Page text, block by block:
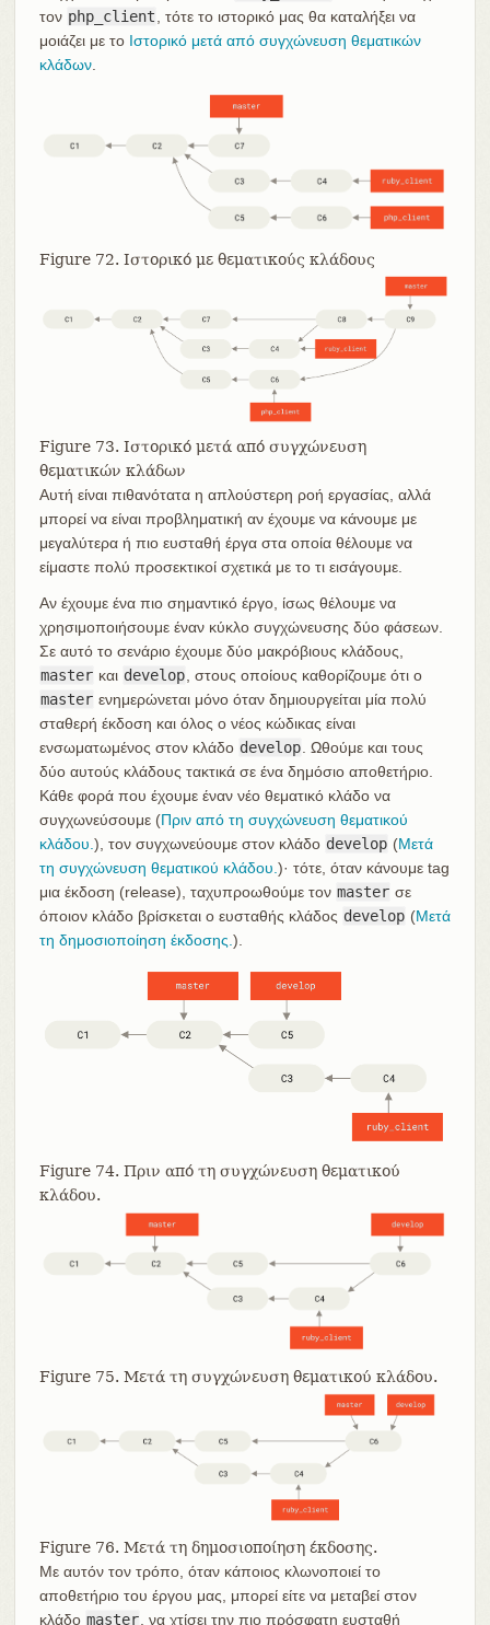
τον php_client
, τότε το ιστορικό μας θα καταλήξει να
μοιάζει με το Ιστορικό μετά από συγχώνευση θεματικών
κλάδων.
Figure 72. Ιστορικό με θεματικούς κλάδους
Figure 73. Ιστορικό μετά από συγχώνευση
θεματικών κλάδων
Αυτή είναι πιθανότατα η απλούστερη ροή εργασίας, αλλά
μπορεί να είναι προβληματική αν έχουμε να κάνουμε με
μεγαλύτερα ή πιο ευσταθή έργα στα οποία θέλουμε να
είμαστε πολύ προσεκτικοί σχετικά με το τι εισάγουμε.
Αν έχουμε ένα πιο σημαντικό έργο, ίσως θέλουμε να
χρησιμοποιήσουμε έναν κύκλο συγχώνευσης δύο φάσεων.
Σε αυτό το σενάριο έχουμε δύο μακρόβιους κλάδους,
master και develop , στους οποίους καθορίζουμε ότι ο
master ενημερώνεται μόνο όταν δημιουργείται μία πολύ
σταθερή έκδοση και όλος ο νέος κώδικας είναι
ενσωματωμένος στον κλάδο develop . Ωθούμε και τους
δύο αυτούς κλάδους τακτικά σε ένα δημόσιο αποθετήριο.
Κάθε φορά που έχουμε έναν νέο θεματικό κλάδο να
συγχωνεύσουμε (Πριν από τη συγχώνευση θεματικού
κλάδου. ), τον συγχωνεύουμε στον κλάδο develop (Μετά
τη συγχώνευση θεματικού κλάδου. )· τότε, όταν κάνουμε tag
μια έκδοση (release), ταχυπροωθούμε τον master σε
όποιον κλάδο βρίσκεται ο ευσταθής κλάδος develop (Μετά
τη δημοσιοποίηση έκδοσης. ).
Figure 74. Πριν από τη συγχώνευση θεματικού
κλάδου.
Figure 75. Μετά τη συγχώνευση θεματικού κλάδου.
Figure 76. Μετά τη δημοσιοποίηση έκδοσης.
Με αυτόν τον τρόπο, όταν κάποιος κλωνοποιεί το
αποθετήριο του έργου μας, μπορεί είτε να μεταβεί στον
κλάδο master, να χτίσει την πιο πρόσφατη ευσταθή